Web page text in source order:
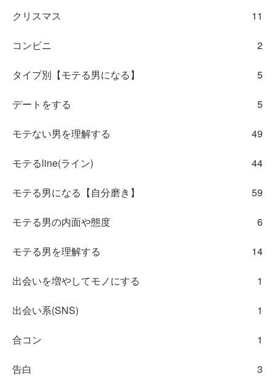
クリスマス 11
コンビニ 2
タイプ別【モテる男になる】 5
デートをする 5
モテない男を理解する 49
モテるline(ライン) 44
モテる男になる【自分磨き】 59
モテる男の内面や態度 6
モテる男を理解する 14
出会いを増やしてモノにする 1
出会い系(SNS) 1
合コン 1
告白 3